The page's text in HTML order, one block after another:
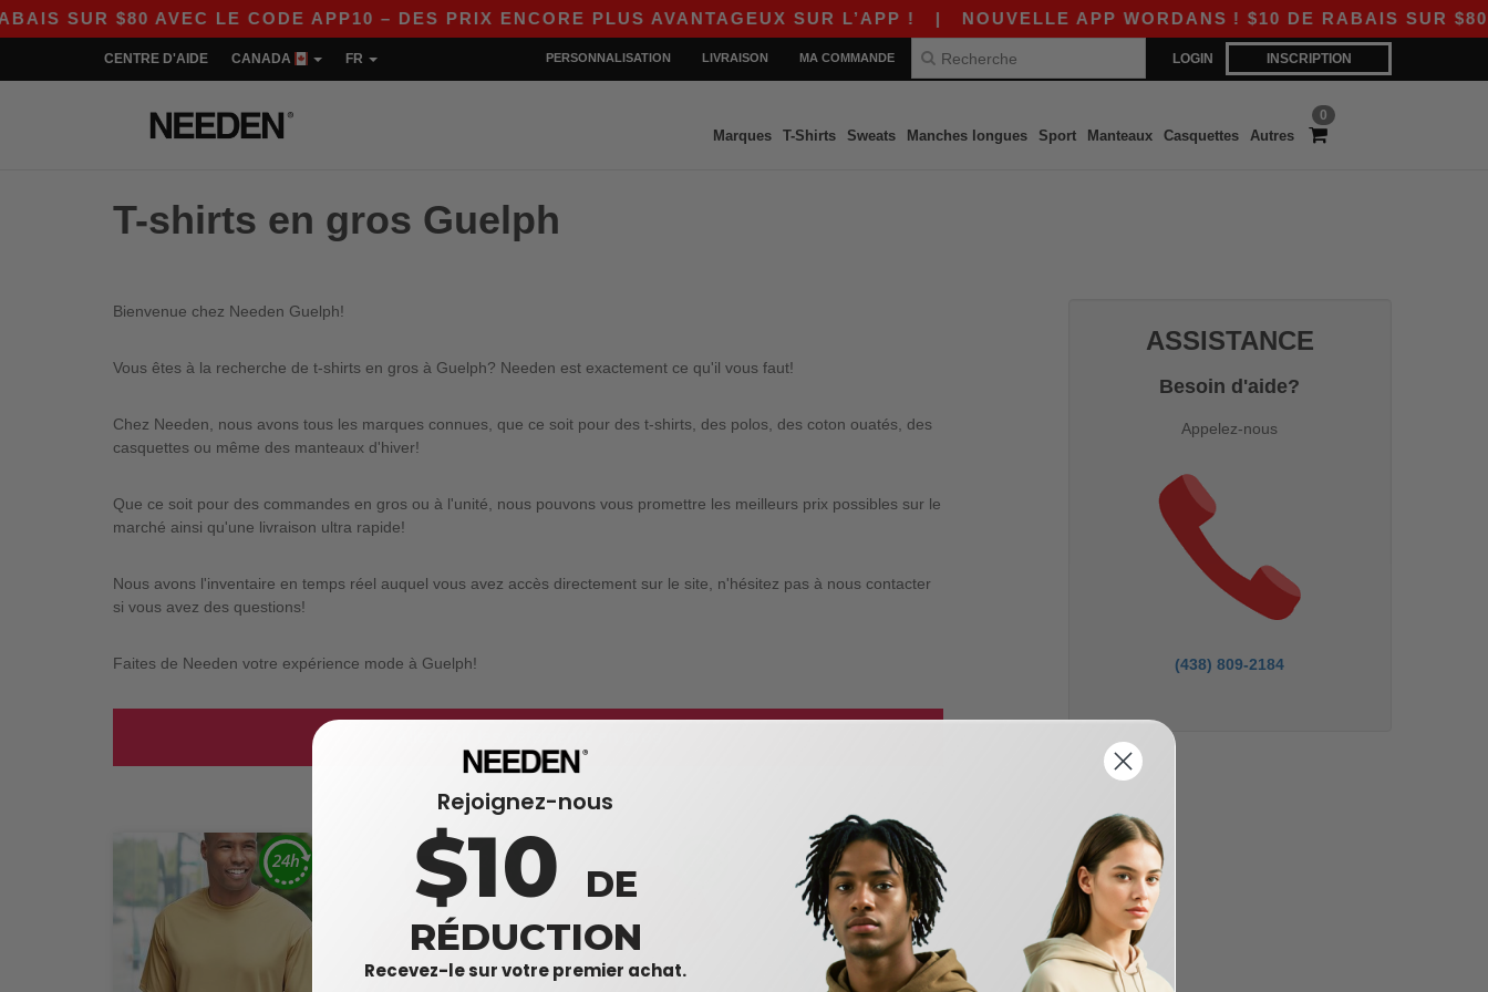
SUR $80 AVEC LE CODE APP10 – DES PRIX ENCORE PLUS AVANTAGEUX SUR L’APP !| NOUVELLE APP WORDANS ! $10 DE RABAIS SUR $80
LOGIN INSCRIPTION
CENTRE D'AIDE CANADA FR PERSONNALISATION LIVRAISON MA COMMANDE
0
Marques T-Shirts Sweats Manches longues Sport Manteaux Casquettes Autres
T-shirts en gros Guelph
Bienvenue chez Needen Guelph!
Vous êtes à la recherche de t-shirts en gros à Guelph? Needen est exactement ce qu'il vous faut!
Chez Needen, nous avons tous les marques connues, que ce soit pour des t-shirts, des polos, des coton ouatés, des
casquettes ou même des manteaux d'hiver!
Que ce soit pour des commandes en gros ou à l'unité, nous pouvons vous promettre les meilleurs prix possibles sur le
marché ainsi qu'une livraison ultra rapide!
Nous avons l'inventaire en temps réel auquel vous avez accès directement sur le site, n'hésitez pas à nous contacter
si vous avez des questions!
Faites de Needen votre expérience mode à Guelph!
ASSISTANCE
Besoin d'aide?
Appelez-nous
(438) 809-2184
Rejoignez-nous
$10 DE
RÉDUCTION
Recevez-le sur votre premier achat.